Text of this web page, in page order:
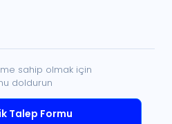
sahip olmak için
doldurun
Talep Formu